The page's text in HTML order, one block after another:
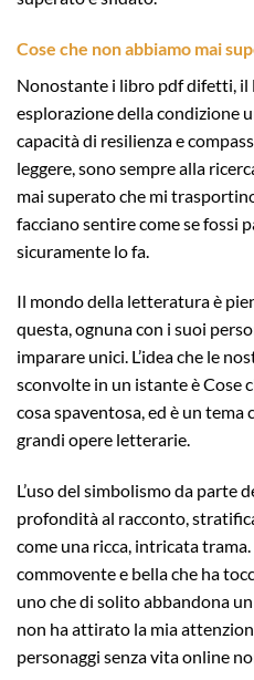
Cose che non abbiamo mai
Nonostante i libro pdf difetti, il
esplorazione della condizione
capacità di resilienza e
leggere, sono sempre alla
mai superato che mi
facciano sentire come se fossi
sicuramente lo fa.
Il mondo della letteratura è
questa, ognuna con i suoi
imparare unici. L’idea che le
sconvolte in un istante è Cose
cosa spaventosa, ed è un
grandi opere letterarie.
L’uso del simbolismo da parte
profondità al racconto,
come una ricca, intricata
commovente e bella che ha
uno che di solito abbandona
non ha attirato la mia
personaggi senza vita online